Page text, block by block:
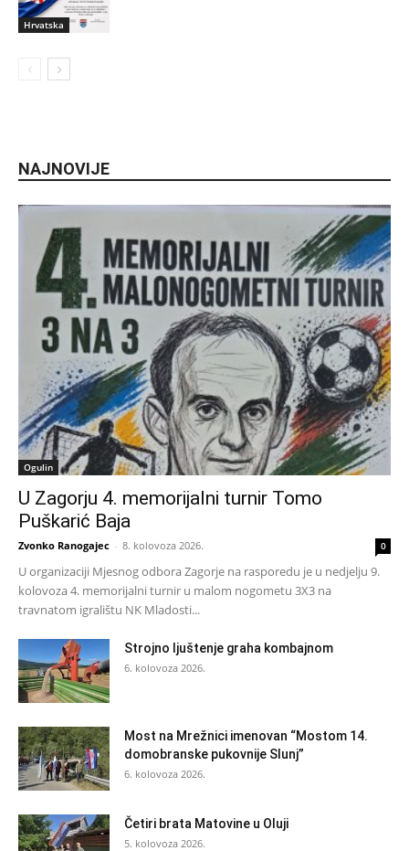
Hrvatska
NAJNOVIJE
Ogulin
U Zagorju 4. memorijalni turnir Tomo
Puškarić Baja
Zvonko Ranogajec - 8. kolovoza 2026. 0
U organizaciji Mjesnog odbora Zagorje na rasporedu je u nedjelju 9.
kolovoza 4. memorijalni turnir u malom nogometu 3X3 na
travnatom igralištu NK Mladosti...
Strojno ljuštenje graha kombajnom
6. kolovoza 2026.
Most na Mrežnici imenovan “Mostom 14.
domobranske pukovnije Slunj”
6. kolovoza 2026.
Četiri brata Matovine u Oluji
5. kolovoza 2026.